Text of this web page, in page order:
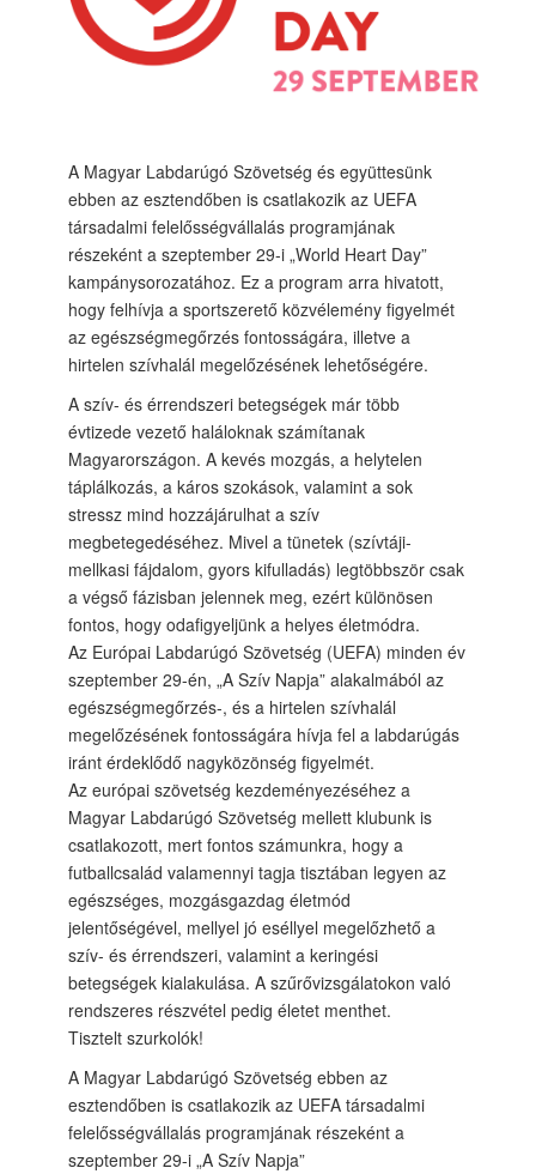
A Magyar Labdarúgó Szövetség és együttesünk
ebben az esztendőben is csatlakozik az UEFA
társadalmi felelősségvállalás programjának
részeként a szeptember 29-i „World Heart Day”
kampánysorozatához. Ez a program arra hivatott,
hogy felhívja a sportszerető közvélemény figyelmét
az egészségmegőrzés fontosságára, illetve a
hirtelen szívhalál megelőzésének lehetőségére.
A szív- és érrendszeri betegségek már több
évtizede vezető haláloknak számítanak
Magyarországon. A kevés mozgás, a helytelen
táplálkozás, a káros szokások, valamint a sok
stressz mind hozzájárulhat a szív
megbetegedéséhez. Mivel a tünetek (szívtáji-
mellkasi fájdalom, gyors kifulladás) legtöbbször csak
a végső fázisban jelennek meg, ezért különösen
fontos, hogy odafigyeljünk a helyes életmódra.
Az Európai Labdarúgó Szövetség (UEFA) minden év
szeptember 29-én, „A Szív Napja” alakalmából az
egészségmegőrzés-, és a hirtelen szívhalál
megelőzésének fontosságára hívja fel a labdarúgás
iránt érdeklődő nagyközönség figyelmét.
Az európai szövetség kezdeményezéséhez a
Magyar Labdarúgó Szövetség mellett klubunk is
csatlakozott, mert fontos számunkra, hogy a
futballcsalád valamennyi tagja tisztában legyen az
egészséges, mozgásgazdag életmód
jelentőségével, mellyel jó eséllyel megelőzhető a
szív- és érrendszeri, valamint a keringési
betegségek kialakulása. A szűrővizsgálatokon való
rendszeres részvétel pedig életet menthet.
Tisztelt szurkolók!
A Magyar Labdarúgó Szövetség ebben az
esztendőben is csatlakozik az UEFA társadalmi
felelősségvállalás programjának részeként a
szeptember 29-i „A Szív Napja”